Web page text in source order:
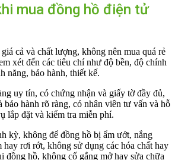
mua đồng hồ điện tử
cả và chất lượng, không nên mua quá rẻ
xét đến các tiêu chí như độ bền, độ chính
năng, bảo hành, thiết kế.
uy tín, có chứng nhận và giấy tờ đầy đủ,
bảo hành rõ ràng, có nhân viên tư vấn và hỗ
lắp đặt và kiểm tra miễn phí.
kỳ, không để đồng hồ bị ẩm ướt, nắng
hay rơi rớt, không sử dụng các hóa chất hay
đồng hồ, không cố gắng mở hay sửa chữa